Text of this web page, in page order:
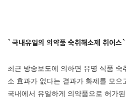
`국내유일의 의약품 숙취해소제 취어스`
최근 방송보도에 의하면 유명 식품 숙
소 효과가 없다는 결과가 화제를 모으
국내에서 유일하게 의약품으로 허가